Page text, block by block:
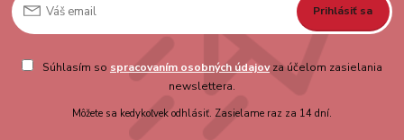
Prihlásiť sa
Súhlasím so spracovaním osobných údajovza účelom zasielania
newslettera.
Môžete sa kedykoľvek odhlásiť. Zasielame raz za 14 dní.